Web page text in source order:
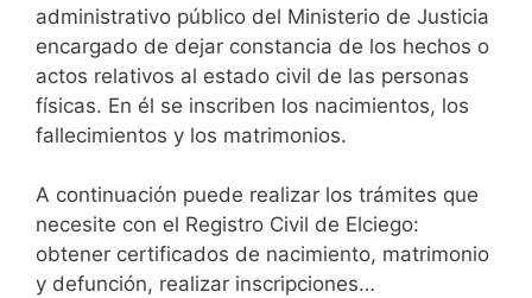
administrativo público del Ministerio de Justicia
encargado de dejar constancia de los hechos o
actos relativos al estado civil de las personas
físicas. En él se inscriben los nacimientos, los
fallecimientos y los matrimonios.
A continuación puede realizar los trámites que
necesite con el Registro Civil de Elciego:
obtener certificados de nacimiento, matrimonio
y defunción, realizar inscripciones…